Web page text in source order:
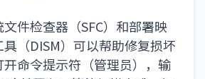
件检查器（SFC）和部署映
（DISM）可以帮助修复损坏
命令提示符（管理员），输